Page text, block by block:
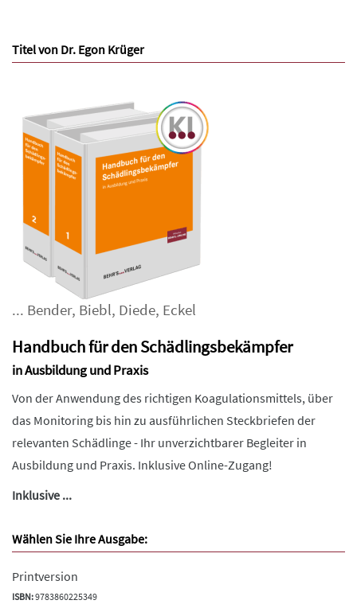
Titel von Dr. Egon Krüger
... Bender, Biebl, Diede, Eckel
Handbuch für den Schädlingsbekämpfer
in Ausbildung und Praxis
Von der Anwendung des richtigen Koagulationsmittels, über
das Monitoring bis hin zu ausführlichen Steckbriefen der
relevanten Schädlinge - Ihr unverzichtbarer Begleiter in
Ausbildung und Praxis. Inklusive Online-Zugang!
Inklusive ...
Wählen Sie Ihre Ausgabe:
Printversion
ISBN:9783860225349